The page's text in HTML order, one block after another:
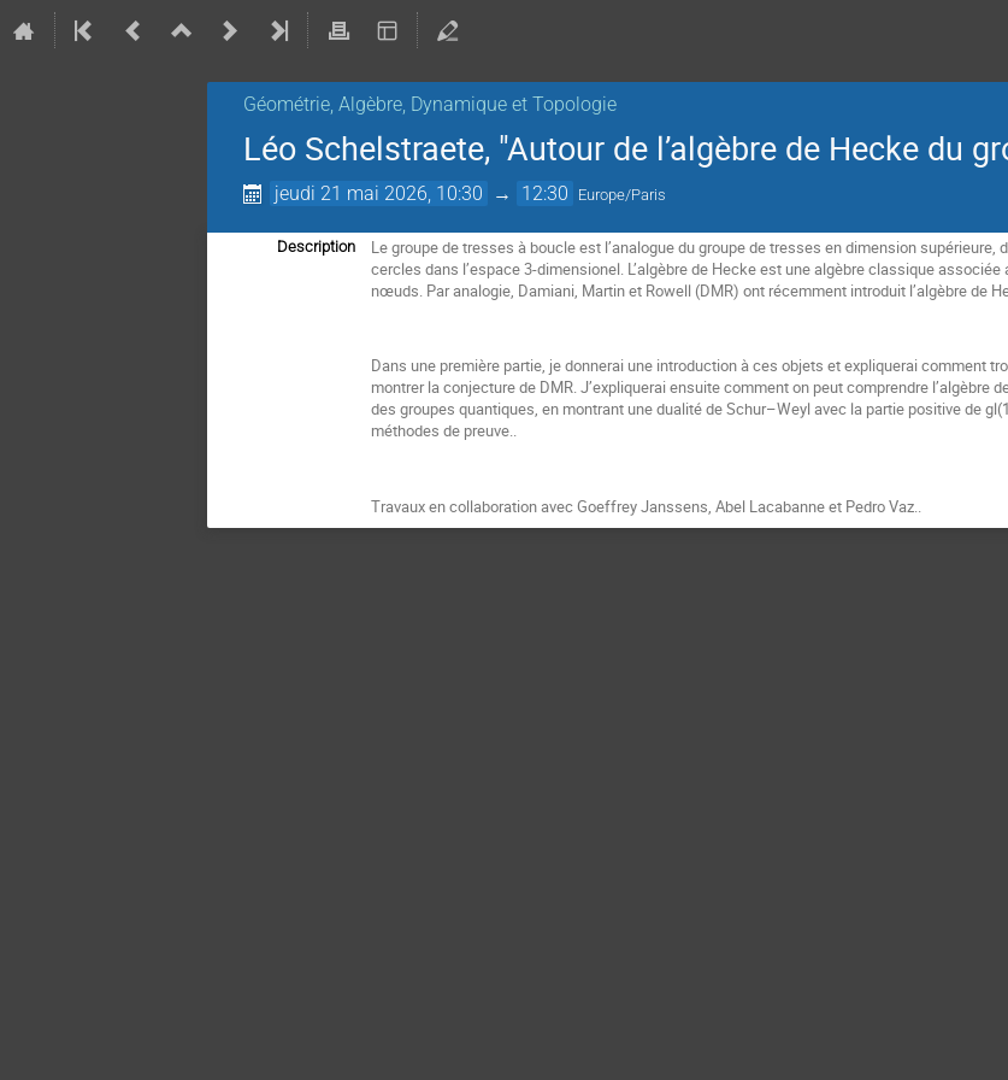
Géométrie, Algèbre, Dynamique et Topologie
Léo Schelstraete, "Autour de l’algèbre de Hecke du
jeudi 21 mai 2026, 10:30 → 12:30 Europe/Paris
Description
Le groupe de tresses à boucle est l’analogue du groupe de tresses en dimension
cercles dans l’espace 3-dimensionel. L’algèbre de Hecke est une algèbre classique
nœuds. Par analogie, Damiani, Martin et Rowell (DMR) ont récemment introduit l’algèbre de
Dans une première partie, je donnerai une introduction à ces objets et expliquerai comment
montrer la conjecture de DMR. J’expliquerai ensuite comment on peut comprendre l’algèbre
des groupes quantiques, en montrant une dualité de Schur–Weyl avec la partie positive de
méthodes de preuve..
Travaux en collaboration avec Goeffrey Janssens, Abel Lacabanne et Pedro Vaz..